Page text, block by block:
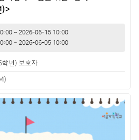
)>
~ 2026-06-15 10:00
~ 2026-06-05 10:00
년) 보호자